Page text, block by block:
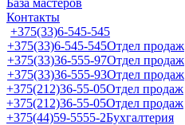
База мастеров
Контакты
+375(33)6-545-545
+375(33)6-545-545Отдел продаж
+375(33)36-555-97Отдел продаж
+375(33)36-555-93Отдел продаж
+375(212)36-55-05Отдел продаж
+375(212)36-55-05Отдел продаж
+375(44)59-5555-2Бухгалтерия